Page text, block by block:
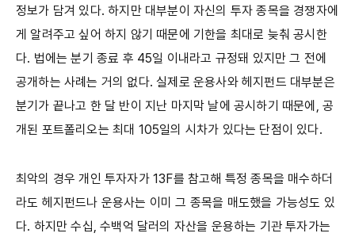
정보가 담겨 있다. 하지만 대부분이 자신의 투자 종목을 경쟁자에
게 알려주고 싶어 하지 않기 때문에 기한을 최대로 늦춰 공시한
다. 법에는 분기 종료 후 45일 이내라고 규정돼 있지만 그 전에
공개하는 사례는 거의 없다. 실제로 운용사와 헤지펀드 대부분은
분기가 끝나고 한 달 반이 지난 마지막 날에 공시하기 때문에, 공
개된 포트폴리오는 최대 105일의 시차가 있다는 단점이 있다.
최악의 경우 개인 투자자가 13F를 참고해 특정 종목을 매수하더
라도 헤지펀드나 운용사는 이미 그 종목을 매도했을 가능성도 있
다. 하지만 수십, 수백억 달러의 자산을 운용하는 기관 투자가는